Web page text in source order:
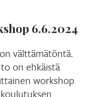
6.6.2024
välttämätöntä.
on ehkäistä
workshop